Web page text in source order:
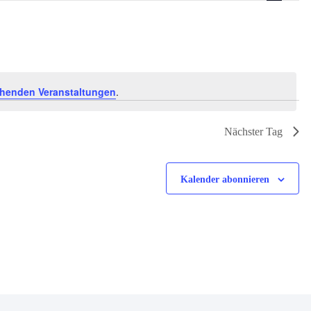
Veranstaltungen.
Nächster Tag
Kalender abonnieren